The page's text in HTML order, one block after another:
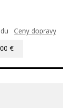
Ceny dopravy
€